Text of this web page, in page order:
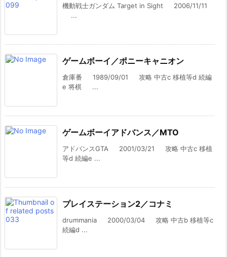
機動戦士ガンダム Target in Sight 2006/11/11
...
ゲームボーイ／ポニーキャニオン
倉庫番 1989/09/01 攻略 中古c 移植等d 続編
e 将棋 ...
ゲームボーイアドバンス／MTO
アドバンスGTA 2001/03/21 攻略 中古c 移植
等d 続編e ...
プレイステーション2／コナミ
drummania 2000/03/04 攻略 中古b 移植等c
続編d ...